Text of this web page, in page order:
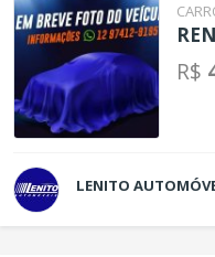
R$
LENITO